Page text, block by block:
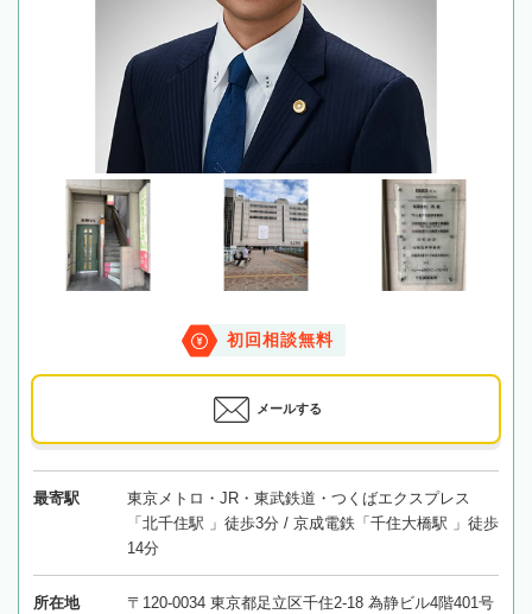
初回相談無料
メールする
最寄駅
東京メトロ・JR・東武鉄道・つくばエクスプレス
「北千住駅 」徒歩3分 / 京成電鉄「千住大橋駅 」徒歩
14分
所在地
〒120-0034 東京都足立区千住2-18 為静ビル4階401号